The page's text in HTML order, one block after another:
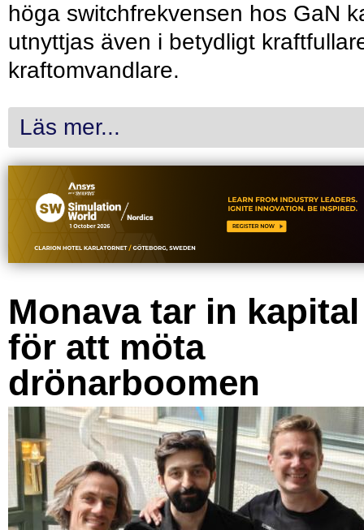
höga switchfrekvensen hos GaN
utnyttjas även i betydligt
kraftomvandlare.
Läs mer...
Monava tar in kapital
för att möta
drönarboomen